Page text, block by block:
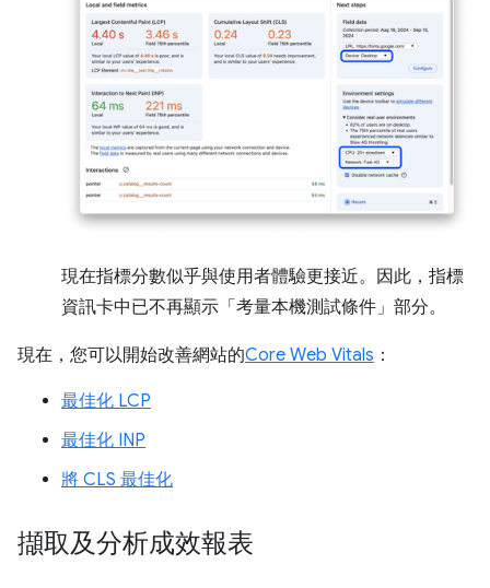
現在指標分數似乎與使用者體驗更接近。因此，指標
資訊卡中已不再顯示「考量本機測試條件」 部分。
現在，您可以開始改善網站的Core Web Vitals ：
最佳化 LCP
最佳化 INP
將 CLS 最佳化
擷取及分析成效報表